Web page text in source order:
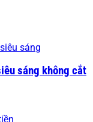
sáng không cắt